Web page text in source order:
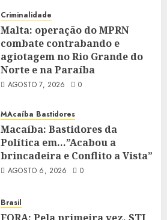
Criminalidade
Malta: operação do MPRN
combate contrabando e
agiotagem no Rio Grande do
Norte e na Paraíba
AGOSTO 7, 2026 0
MAcaíba Bastidores
Macaíba: Bastidores da
Política em…”Acabou a
brincadeira e Conflito a Vista”
AGOSTO 6, 2026 0
Brasil